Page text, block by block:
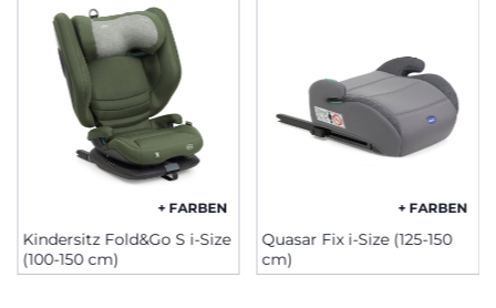
+ FARBEN
Kindersitz Fold&Go S i-Size
(100-150 cm)
+ FARBEN
Quasar Fix i-Size (125-150
cm)